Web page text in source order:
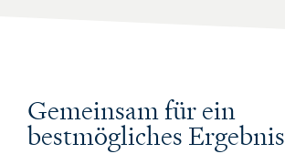
Gemeinsam für ein
bestmögliches Ergebnis